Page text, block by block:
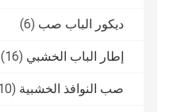
ديكور الباب صب (6)
إطار الباب الخشبي (16)
صب النوافذ الخشبية (10)